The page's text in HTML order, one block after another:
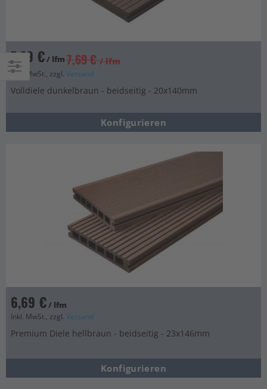
7,29 €/ lfm 7,69 € / lfm
Inkl. MwSt., zzgl. Versand
Volldiele dunkelbraun - beidseitig - 20x140mm
Konfigurieren
6,69 €/ lfm
Inkl. MwSt., zzgl. Versand
Premium Diele hellbraun - beidseitig - 23x146mm
Konfigurieren
Einkaufsoptionen